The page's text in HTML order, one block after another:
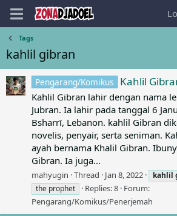
Tags
kahlil gibran
Pengarang/Komikus Kahlil
Kahlil Gibran lahir dengan nama
Jubran. Ia lahir pada tanggal 6
Bsharrī, Lebanon. kahlil Gibran
novelis, penyair, serta seniman.
ayah bernama Khalil Gibran.
Gibran. Ia juga...
mahyugin Thread Jan 8, 2022 kahlil
the prophet
Replies: 8 Forum:
Pengarang/Komikus/Penerjemah